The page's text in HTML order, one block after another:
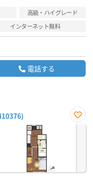
高級・ハイグレード
インターネット無料
電話する
お気